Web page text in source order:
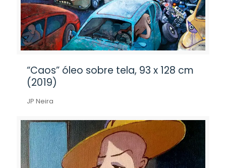
“Caos” óleo sobre tela, 93 x 128 cm
(2019)
JP Neira